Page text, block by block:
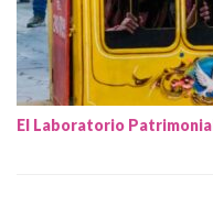
El Laboratorio